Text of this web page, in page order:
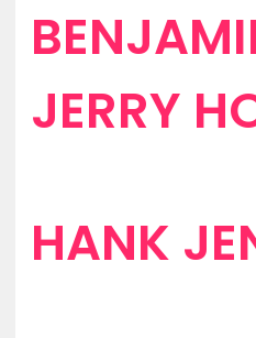
JERRY
HANK